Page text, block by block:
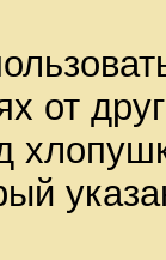
от